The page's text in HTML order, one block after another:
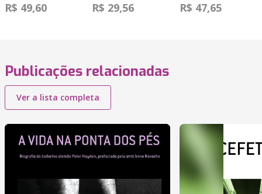
R$ 49,60 R$ 29,56 R$ 47,65
Publicações relacionadas
Ver a lista completa